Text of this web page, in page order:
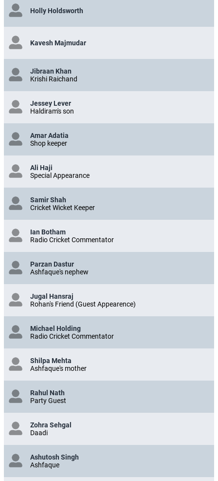
Holly Holdsworth
Kavesh Majmudar
Jibraan Khan
Krishi Raichand
Jessey Lever
Haldiram's son
Amar Adatia
Shop keeper
Ali Haji
Special Appearance
Samir Shah
Cricket Wicket Keeper
Ian Botham
Radio Cricket Commentator
Parzan Dastur
Ashfaque's nephew
Jugal Hansraj
Rohan's Friend (Guest Appearence)
Michael Holding
Radio Cricket Commentator
Shilpa Mehta
Ashfaque's mother
Rahul Nath
Party Guest
Zohra Sehgal
Daadi
Ashutosh Singh
Ashfaque